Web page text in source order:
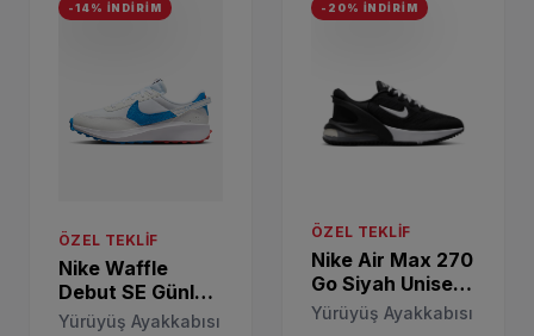
-14% İNDİRİM
ÖZEL TEKLIF
Nike Waffle
Debut SE Günlük
Spor Ayakkabı
Yürüyüş Ayakkabısı
-20% İNDİRİM
ÖZEL TEKLIF
Nike Air Max 270
Go Siyah Unisex
Sneaker
DV1968-002
Yürüyüş Ayakkabısı